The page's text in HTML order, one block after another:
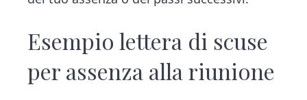
Esempio lettera di scuse
per assenza alla riunione